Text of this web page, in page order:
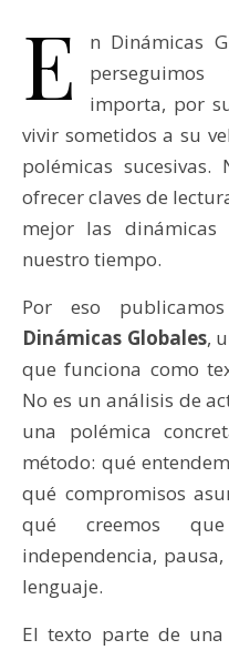
E
n Dinámicas
importa, por
vivir sometidos a su
polémicas
ofrecer claves de
mejor las dinámicas
nuestro tiempo.
Por eso publicamos
Dinámicas Globales,
que funciona como
No es un análisis de
una polémica
método: qué
qué compromisos
qué creemos
independencia,
lenguaje.
El texto parte de una